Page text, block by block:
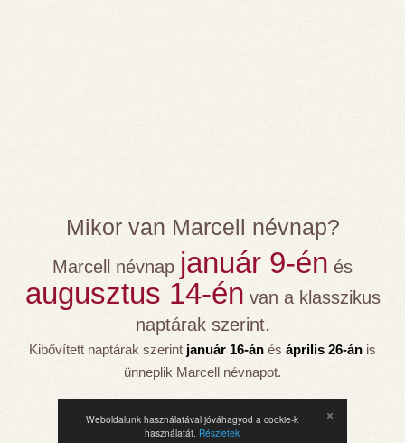
Weboldalunk használatával jóváhagyod a cookie-k
használatát. Részletek
Mikor van Marcell névnap?
Marcell névnap január 9-én és
augusztus 14-én van a klasszikus
naptárak szerint.
Kibővített naptárak szerint január 16-án és április 26-án is
ünneplik Marcell névnapot.